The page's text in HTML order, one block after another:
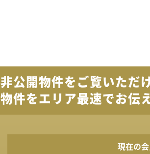
非公開物件を ご覧いただ
件をエリア最速でお伝
現在の